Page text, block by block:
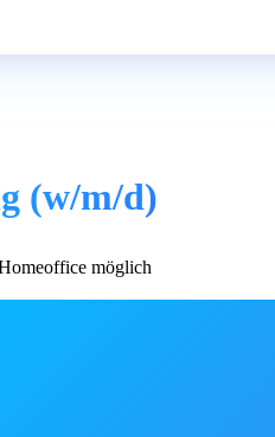
(w/m/d)
möglich